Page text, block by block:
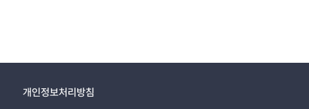
개인정보처리방침